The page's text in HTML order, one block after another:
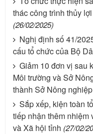
thác công trình thủy
(26/02/2025)
Nghị định số 41/
cấu tổ chức của Bộ
Giảm 10 đơn vị sau
Môi trường và Sở
thành Sở Nông
Sắp xếp, kiện toàn
tiếp nhận thêm nhiệm
và Xã hội tỉnh (27/02/